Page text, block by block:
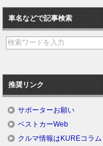
車名などで記事検索
推奨リンク
サポーターお願い
ベストカーWeb
クルマ情報はKUREコラム